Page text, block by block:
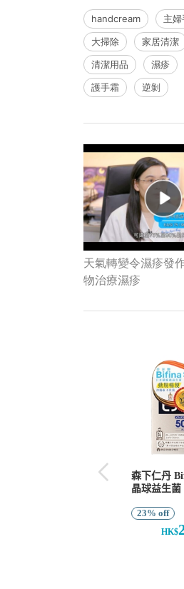
handcream 主婦
大掃除
家居清潔
清潔用品
濕疹
護手霜
逆剝
天氣轉變令濕疹發
物治療濕疹